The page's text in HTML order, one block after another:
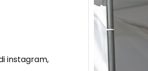
instagram,